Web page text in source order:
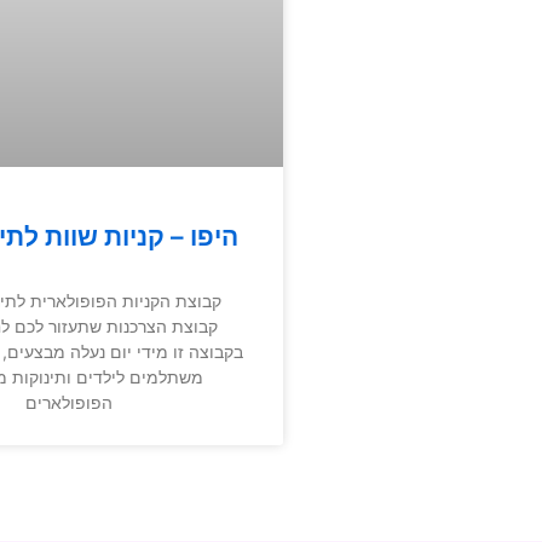
היפו – קניות שוות
קבוצת הקניות הפופולארית
קבוצת הצרכנות שתעזור לכם
בקבוצה זו מידי יום נעלה מבצעים,
משתלמים לילדים
הפופולארים